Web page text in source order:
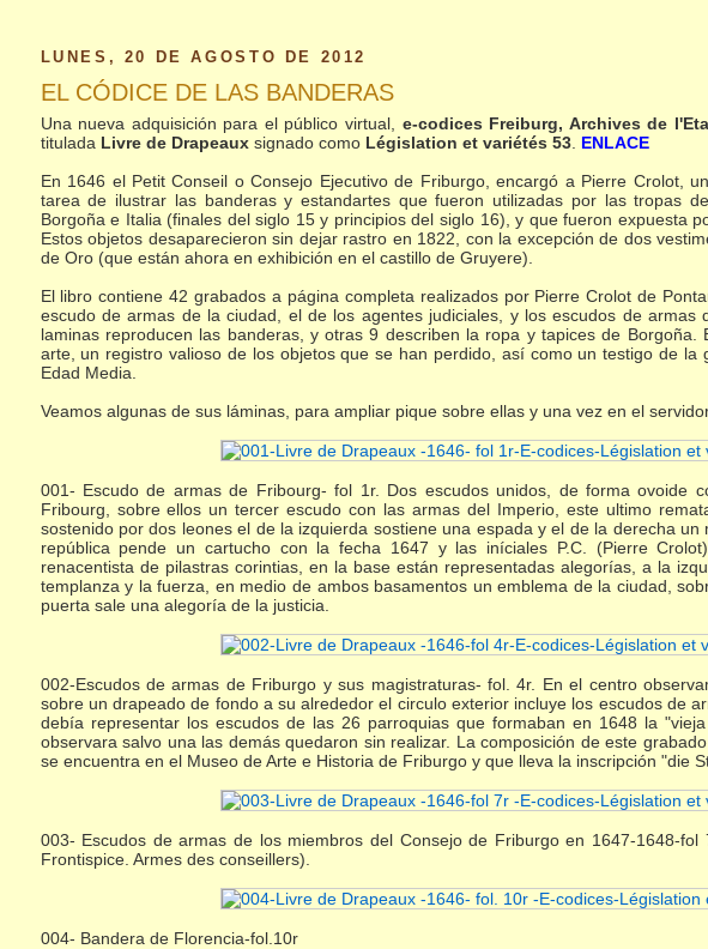
LUNES, 20 DE AGOSTO DE 2012
EL CÓDICE DE LAS BANDERAS
Una nueva adquisición para el público virtual, e-codices Freiburg, Archives de
titulada Livre de Drapeauxsignado comoLégislation et variétés 53. ENLACE
En 1646 el Petit Conseil o Consejo Ejecutivo de Friburgo, encargó a Pierre Crolot,
tarea de ilustrar las banderas y estandartes que fueron utilizadas por las tropas
Borgoña e Italia (finales del siglo 15 y principios del siglo 16), y que fueron expuesta
Estos objetos desaparecieron sin dejar rastro en 1822, con la excepción de dos
de Oro (que están ahora en exhibición en el castillo de Gruyere).
El libro contiene 42 grabados a página completa realizados por Pierre Crolot de
escudo de armas de la ciudad, el de los agentes judiciales, y los escudos de armas
laminas reproducen las banderas, y otras 9 describen la ropa y tapices de
arte, un registro valioso de los objetos que se han perdido, así como un testigo de la
Edad Media.
Veamos algunas de sus láminas, para ampliar pique sobre ellas y una vez en el
001- Escudo de armas de Fribourg- fol 1r. Dos escudos unidos, de forma ovoide
Fribourg, sobre ellos un tercer escudo con las armas del Imperio, este ultimo
sostenido por dos leones el de la izquierda sostiene una espada y el de la derecha
república pende un cartucho con la fecha 1647 y las iníciales P.C. (Pierre
renacentista de pilastras corintias, en la base están representadas alegorías, a la
templanza y la fuerza, en medio de ambos basamentos un emblema de la ciudad,
puerta sale una alegoría de la justicia.
002-Escudos de armas de Friburgo y sus magistraturas- fol. 4r. En el centro
sobre un drapeado de fondo a su alrededor el circulo exterior incluye los escudos de
debía representar los escudos de las 26 parroquias que formaban en 1648 la
observara salvo una las demás quedaron sin realizar. La composición de este
se encuentra en el Museo de Arte e Historia de Friburgo y que lleva la inscripción "die
003- Escudos de armas de los miembros del Consejo de Friburgo en 1647-1648-fol
Frontispice. Armes des conseillers).
004- Bandera de Florencia-fol.10r